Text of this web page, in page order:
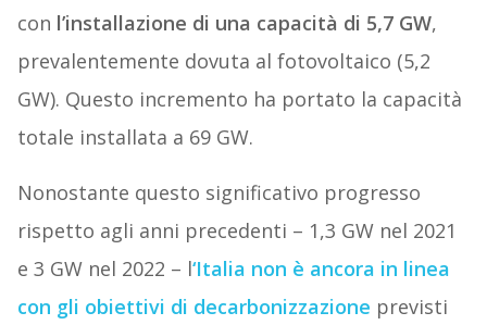
con l’installazione di una capacità di 5,7 GW,
prevalentemente dovuta al fotovoltaico (5,2
GW). Questo incremento ha portato la capacità
totale installata a 69 GW.
Nonostante questo significativo progresso
rispetto agli anni precedenti – 1,3 GW nel 2021
e 3 GW nel 2022 – l‘Italia non è ancora in linea
con gli obiettivi di decarbonizzazione previsti